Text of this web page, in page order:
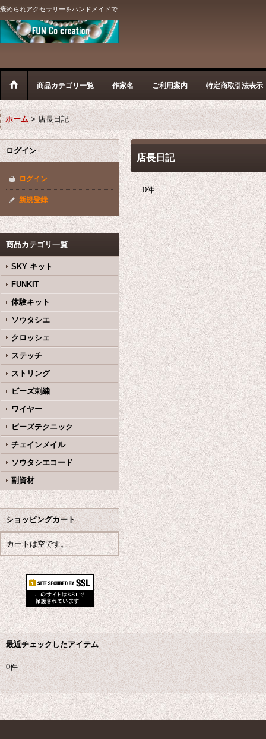
褒められアクセサリーをハンドメイドで
商品カテゴリ一覧 作家名 ご利用案内 特定商取引法表示
ホーム > 店長日記
ログイン
ログイン
新規登録
商品カテゴリ一覧
SKY キット
FUNKIT
体験キット
ソウタシエ
クロッシェ
ステッチ
ストリング
ビーズ刺繍
ワイヤー
ビーズテクニック
チェインメイル
ソウタシエコード
副資材
ショッピングカート
カートは空です。
店長日記
0件
最近チェックしたアイテム
0件